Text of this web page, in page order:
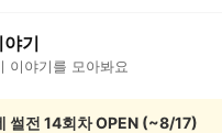
야기
이야기를 모아봐요
썰전 14회차 OPEN (~8/17)